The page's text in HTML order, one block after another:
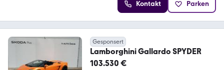
Kontakt Parken
Gesponsert
Lamborghini Gallardo SPYDER
103.530 €